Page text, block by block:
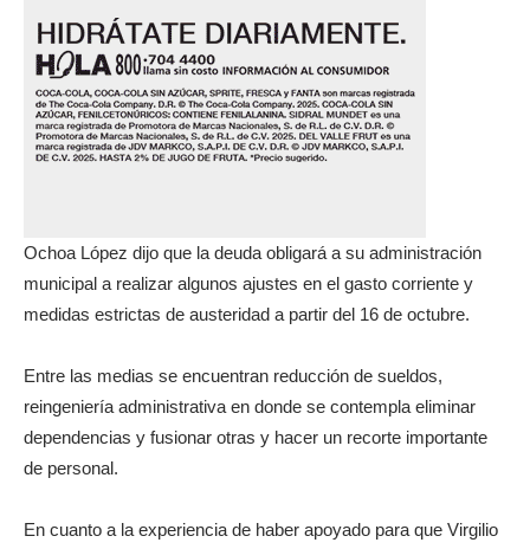
Ochoa López dijo que la deuda obligará a su administración
municipal a realizar algunos ajustes en el gasto corriente y
medidas estrictas de austeridad a partir del 16 de octubre.
Entre las medias se encuentran reducción de sueldos,
reingeniería administrativa en donde se contempla eliminar
dependencias y fusionar otras y hacer un recorte importante
de personal.
En cuanto a la experiencia de haber apoyado para que Virgilio